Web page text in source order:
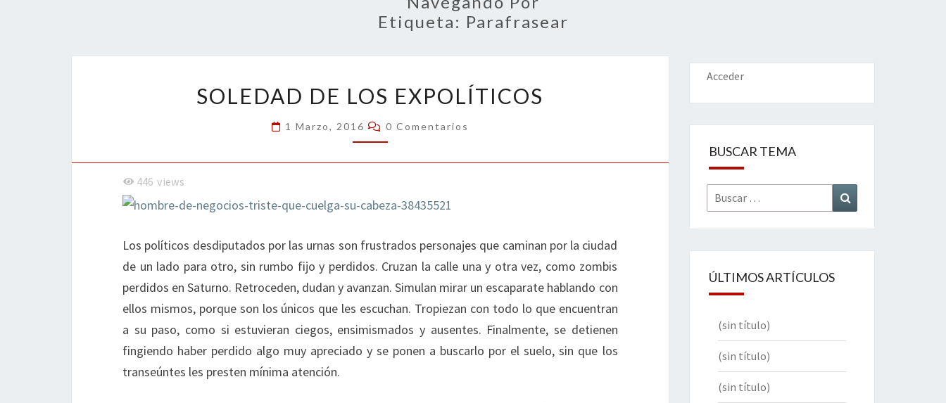
Etiqueta: Parafrasear
DE
LOS
EXPOLÍTICOS
SOLEDAD DE LOS EXPOLÍTICOS
1 Marzo, 2016 Comentarios
0 Comentarios
446 views
Los políticos desdiputados por las urnas son frustrados personajes que caminan por la ciudad
de un lado para otro, sin rumbo fijo y perdidos. Cruzan la calle una y otra vez, como zombis
perdidos en Saturno. Retroceden, dudan y avanzan. Simulan mirar un escaparate hablando con
ellos mismos, porque son los únicos que les escuchan. Tropiezan con todo lo que encuentran
a su paso, como si estuvieran ciegos, ensimismados y ausentes. Finalmente, se detienen
fingiendo haber perdido algo muy apreciado y se ponen a buscarlo por el suelo, sin que los
transeúntes les presten mínima atención.
Acceder
BUSCAR TEMA
Buscar
por:
ÚLTIMOS ARTÍCULOS
(sin título)
(sin título)
(sin título)